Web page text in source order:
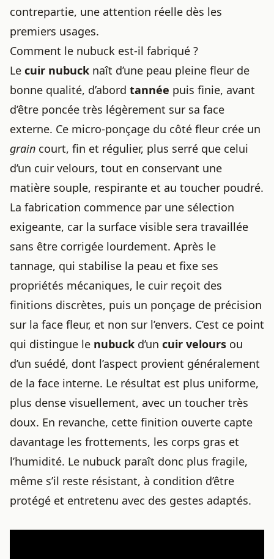
contrepartie, une attention réelle dès les
premiers usages.
Comment le nubuck est-il fabriqué ?
Le cuir nubuck naît d’une peau pleine fleur de
bonne qualité, d’abord tannée puis finie, avant
d’être poncée très légèrement sur sa face
externe. Ce micro-ponçage du côté fleur crée un
grain court, fin et régulier, plus serré que celui
d’un cuir velours, tout en conservant une
matière souple, respirante et au toucher poudré.
La fabrication commence par une sélection
exigeante, car la surface visible sera travaillée
sans être corrigée lourdement. Après le
tannage, qui stabilise la peau et fixe ses
propriétés mécaniques, le cuir reçoit des
finitions discrètes, puis un ponçage de précision
sur la face fleur, et non sur l’envers. C’est ce point
qui distingue le nubuck d’un cuir velours ou
d’un suédé, dont l’aspect provient généralement
de la face interne. Le résultat est plus uniforme,
plus dense visuellement, avec un toucher très
doux. En revanche, cette finition ouverte capte
davantage les frottements, les corps gras et
l’humidité. Le nubuck paraît donc plus fragile,
même s’il reste résistant, à condition d’être
protégé et entretenu avec des gestes adaptés.